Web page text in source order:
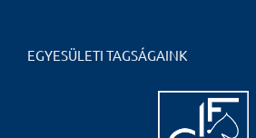
EGYESÜLETI TAGSÁGAINK